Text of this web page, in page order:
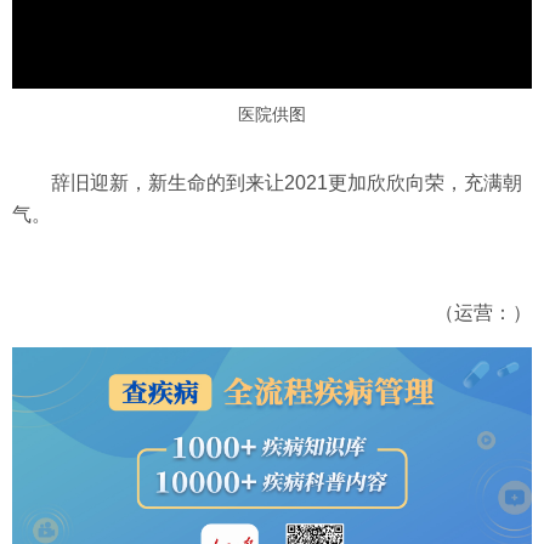
医院供图
辞旧迎新，新生命的到来让2021更加欣欣向荣，充满朝
气。
（运营：）